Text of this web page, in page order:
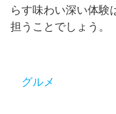
らす味わい深い体験
担うことでしょう。
グルメ